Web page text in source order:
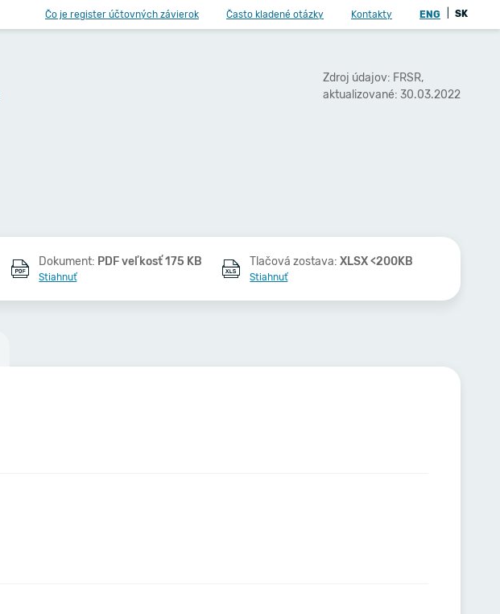
Čo je register účtovných závierok Často kladené otázky Kontakty ENG SK
Zdroj údajov: FRSR,
aktualizované: 30.03.2022
Dokument: PDF veľkosť 175 KB
Stiahnuť
Tlačová zostava:XLSX <200KB
Stiahnuť